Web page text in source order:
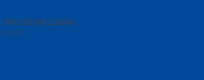
陸太田市商工会館内）
0831